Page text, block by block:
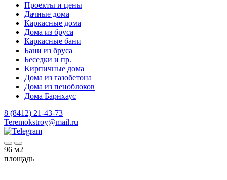
Проекты и цены
Дачные дома
Каркасные дома
Дома из бруса
Каркасные бани
Бани из бруса
Беседки и пр.
Кирпичные дома
Дома из газобетона
Дома из пеноблоков
Дома Барнхаус
8 (8412) 21-43-73
Teremokstroy@mail.ru
96 м2
площадь